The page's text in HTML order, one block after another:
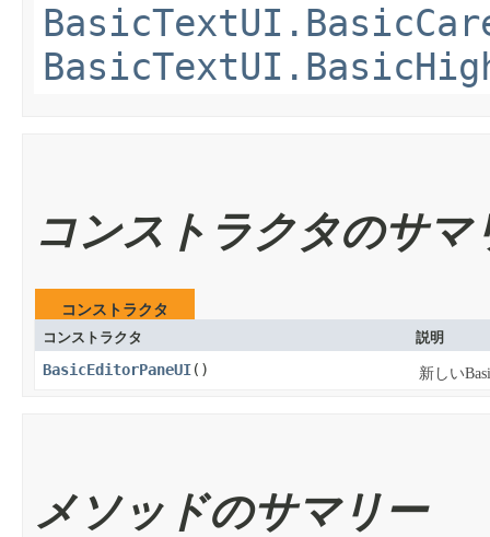
コンストラクタのサマ
コンストラクタ
コンストラクタ
説明
BasicEditorPaneUI​() 新しい
メソッドのサマリー